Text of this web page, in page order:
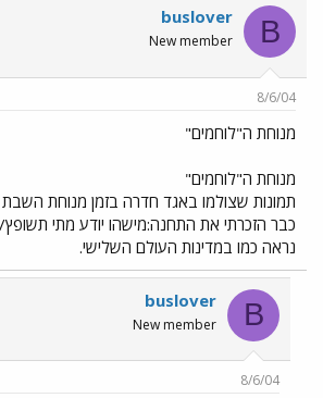
נ
ב
ת
ך
B
buslover
New member
8/6/04
מנוחת ה"לוחמים"
מנוחת ה"לוחמים"
תמונות שצולמו באגד חדרה בזמן מנוחת
כבר הזכרתי את התחנה:מישהו יודע מתי
נראה כמו במדינות העולם השלישי.
B
buslover
New member
8/6/04